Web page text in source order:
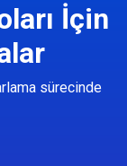
İçin
sürecinde